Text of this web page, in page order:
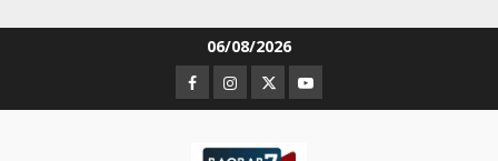
06/08/2026
Facebook
Instagram
TwitterYoutube